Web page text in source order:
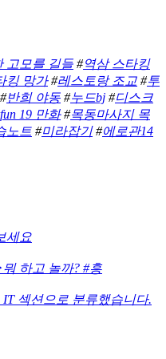
고모를 길들 #역삼 스타킹
킹 망가#레스토랑 조교 #투
#반희 야동 #누드bj #디스크
fun 19 만화#목동마사지 목
노트 #미라잡기#에로관14
세요
하고 놀까? #흥
IT섹션으로 분류했습니다.